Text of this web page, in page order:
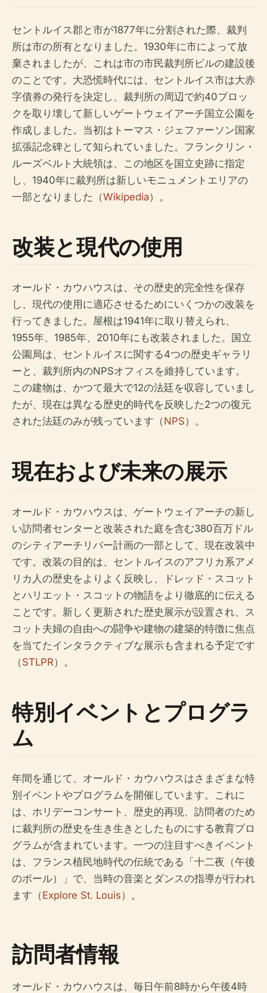
セントルイス郡と市が1877年に分割された際、裁判
所は市の所有となりました。1930年に市によって放
棄されましたが、これは市の市民裁判所ビルの建設後
のことです。大恐慌時代には、セントルイス市は大赤
字債券の発行を決定し、裁判所の周辺で約40ブロッ
クを取り壊して新しいゲートウェイアーチ国立公園を
作成しました。当初はトーマス・ジェファーソン国家
拡張記念碑として知られていました。フランクリン・
ルーズベルト大統領は、この地区を国立史跡に指定
し、1940年に裁判所は新しいモニュメントエリアの
一部となりました（Wikipedia）。
改装と現代の使用
オールド・カウハウスは、その歴史的完全性を保存
し、現代の使用に適応させるためにいくつかの改装を
行ってきました。屋根は1941年に取り替えられ、
1955年、1985年、2010年にも改装されました。国立
公園局は、セントルイスに関する4つの歴史ギャラリ
ーと、裁判所内のNPSオフィスを維持しています。
この建物は、かつて最大で12の法廷を収容していまし
たが、現在は異なる歴史的時代を反映した2つの復元
された法廷のみが残っています（NPS）。
現在および未来の展示
オールド・カウハウスは、ゲートウェイアーチの新し
い訪問者センターと改装された庭を含む380百万ドル
のシティアーチリバー計画の一部として、現在改装中
です。改装の目的は、セントルイスのアフリカ系アメ
リカ人の歴史をよりよく反映し、ドレッド・スコット
とハリエット・スコットの物語をより徹底的に伝える
ことです。新しく更新された歴史展示が設置され、ス
コット夫婦の自由への闘争や建物の建築的特徴に焦点
を当てたインタラクティブな展示も含まれる予定です
（STLPR）。
特別イベントとプログラ
ム
年間を通じて、オールド・カウハウスはさまざまな特
別イベントやプログラムを開催しています。これに
は、ホリデーコンサート、歴史的再現、訪問者のため
に裁判所の歴史を生き生きとしたものにする教育プロ
グラムが含まれています。一つの注目すべきイベント
は、フランス植民地時代の伝統である「十二夜（午後
のボール）」で、当時の音楽とダンスの指導が行われ
ます（Explore St. Louis）。
訪問者情報
オールド・カウハウスは、毎日午前8時から午後4時